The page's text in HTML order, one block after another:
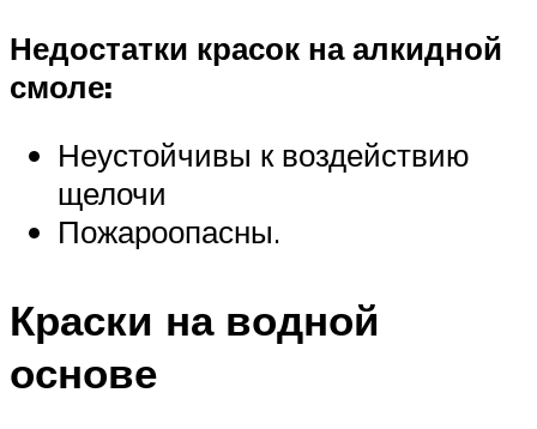
Недостатки красок на алкидной
смоле:
Неустойчивы к воздействию
щелочи
Пожароопасны.
Краски на водной
основе